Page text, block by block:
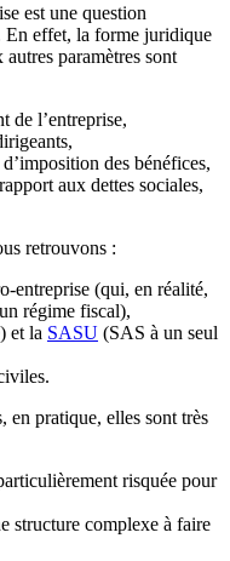
est une question
En effet, la forme juridique
paramètres sont
de l’entreprise,
des bénéfices,
aux dettes sociales,
retrouvons :
entreprise (qui, en réalité,
régime fiscal),
et la SASU (SAS à un seul
en pratique, elles sont très
risquée pour
structure complexe à faire